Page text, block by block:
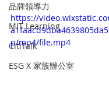
品牌領導力
MIT Learning
CitiTalk
ESG X 家族辦公室
https://
p/mp4/file.mp4